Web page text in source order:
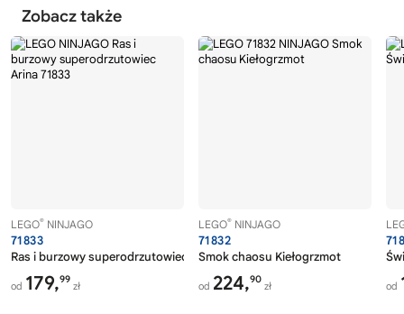
Zobacz także
LEGO® NINJAGO
71833
Ras i burzowy superodrzutowiec Arina
od 179,99
zł
LEGO® NINJAGO
71832
Smok chaosu Kiełogrzmot
od 224,90
zł od